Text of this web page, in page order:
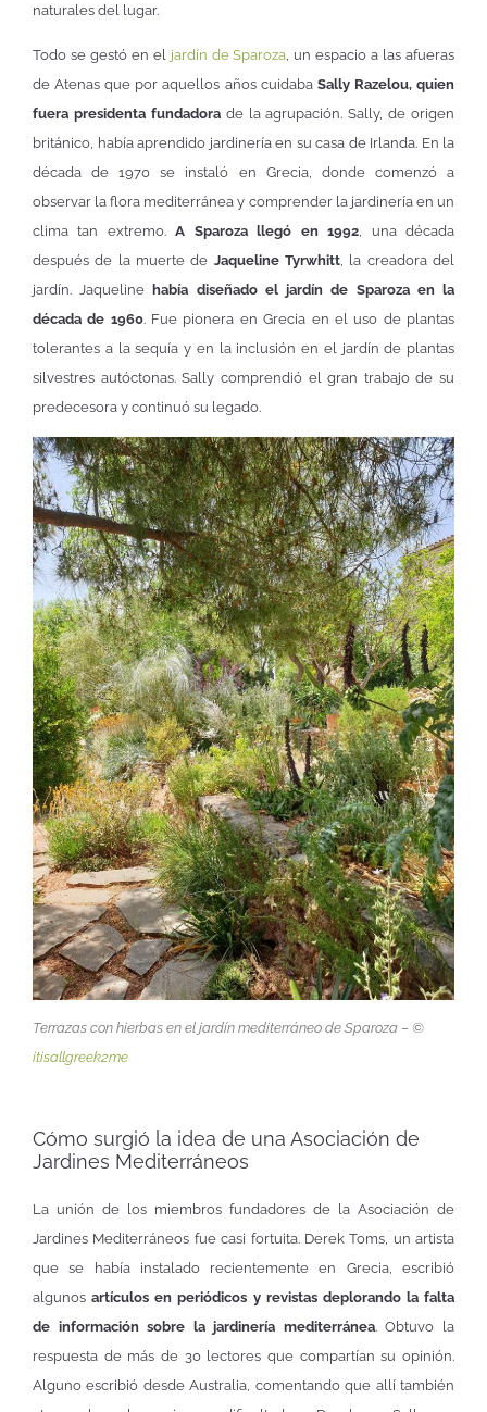
naturales del lugar.
Todo se gestó en el jardín de Sparoza, un espacio a las afueras
de Atenas que por aquellos años cuidaba Sally Razelou, quien
fuera presidenta fundadorade la agrupación. Sally, de origen
británico, había aprendido jardinería en su casa de Irlanda. En la
década de 1970 se instaló en Grecia, donde comenzó a
observar la flora mediterránea y comprender la jardinería en un
clima tan extremo.A Sparoza llegó en 1992, una década
después de la muerte de Jaqueline Tyrwhitt, la creadora del
jardín. Jaqueline había diseñado el jardín de Sparoza en la
década de 1960. Fue pionera en Grecia en el uso de plantas
tolerantes a la sequía y en la inclusión en el jardín de plantas
silvestres autóctonas. Sally comprendió el gran trabajo de su
predecesora y continuó su legado.
Terrazas con hierbas en el jardín mediterráneo de Sparoza – ©
itisallgreek2me
Cómo surgió la idea de una Asociación de
Jardines Mediterráneos
La unión de los miembros fundadores de la Asociación de
Jardines Mediterráneos fue casi fortuita. Derek Toms, un artista
que se había instalado recientemente en Grecia, escribió
algunosartículos en periódicos y revistas deplorando la falta
de información sobre la jardinería mediterránea. Obtuvo la
respuesta de más de 30 lectores que compartían su opinión.
Alguno escribió desde Australia, comentando que allí también